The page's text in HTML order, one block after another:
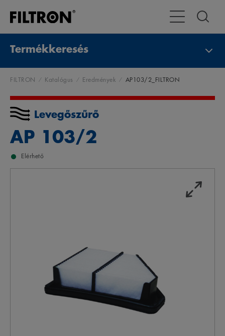
Váltás
Termékkeresés
FILTRON Katalógus Eredmények AP103/2_FILTRON
Levegőszűrő
AP 103/2
Elérhető